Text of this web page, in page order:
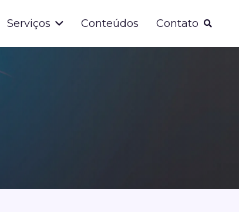
Serviços Conteúdos Contato